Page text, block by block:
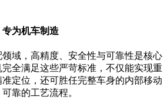
为机车制造
域，高精度、安全性与可靠性是核心
全满足这些严苛标准，不仅能实现重
定位，还可胜任完整车身的内部移动
靠的工艺流程。